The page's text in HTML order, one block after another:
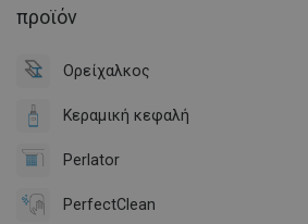
προϊόν
Ορείχαλκος
Κεραμική κεφαλή
Perlator
PerfectClean